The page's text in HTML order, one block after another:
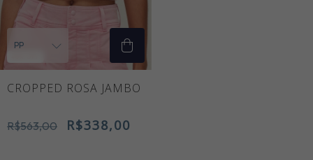
CROPPED ROSA JAMBO
R$563,00 R$338,00